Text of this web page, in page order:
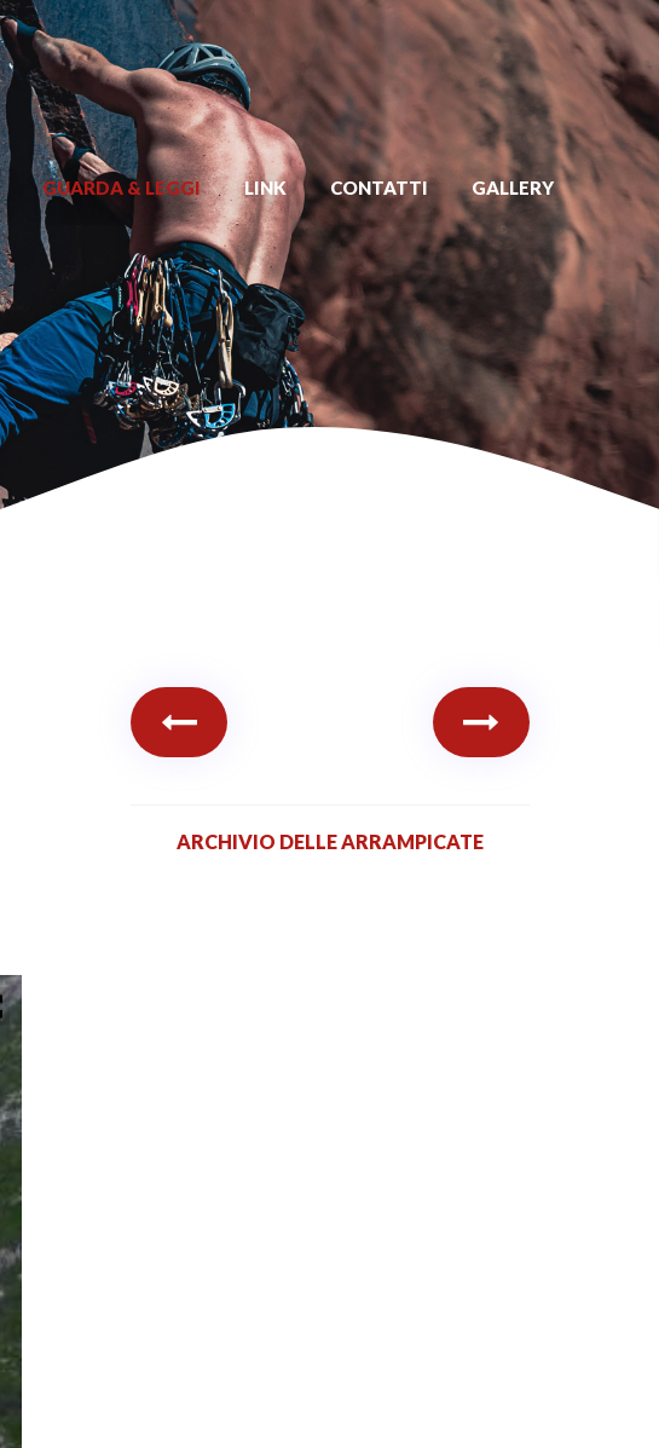
GUARDA & LEGGI LINK CONTATTI GALLERY
ARCHIVIO DELLE ARRAMPICATE